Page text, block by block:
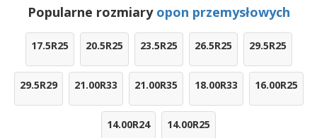
Popularne rozmiary opon przemysłowych
17.5R25 20.5R25 23.5R25 26.5R25 29.5R25
29.5R29 21.00R33 21.00R35 18.00R33 16.00R25
14.00R24 14.00R25